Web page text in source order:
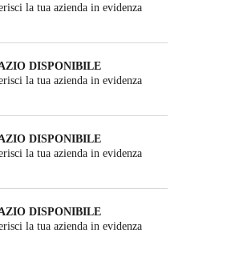
la tua azienda in evidenza
DISPONIBILE
la tua azienda in evidenza
DISPONIBILE
la tua azienda in evidenza
DISPONIBILE
la tua azienda in evidenza